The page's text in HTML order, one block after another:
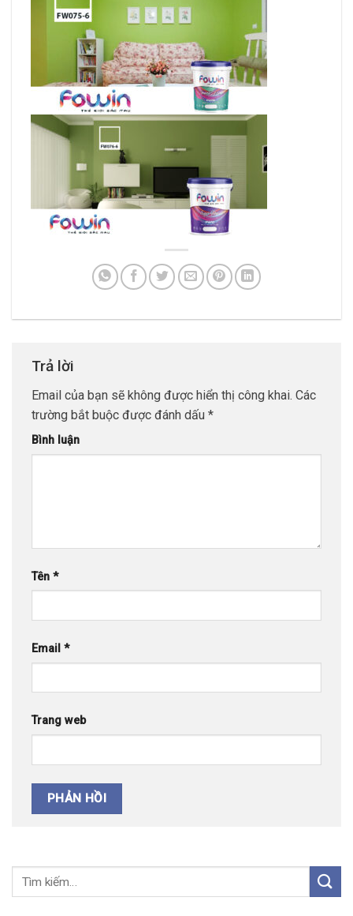
Trả lời
Email của bạn sẽ không được hiển thị công khai. Các
trường bắt buộc được đánh dấu *
Bình luận
Tên *
Email *
Trang web